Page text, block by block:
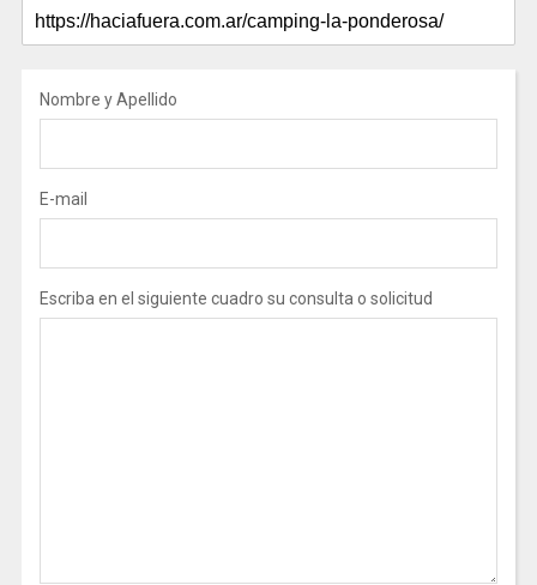
Nombre y Apellido
E-mail
Escriba en el siguiente cuadro su consulta o solicitud